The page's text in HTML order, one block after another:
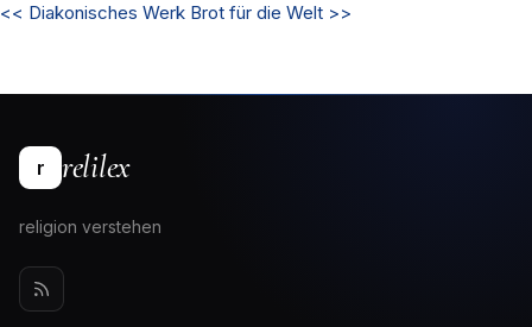
<< Diakonisches Werk Brot für die Welt >>
r relilex
religion verstehen